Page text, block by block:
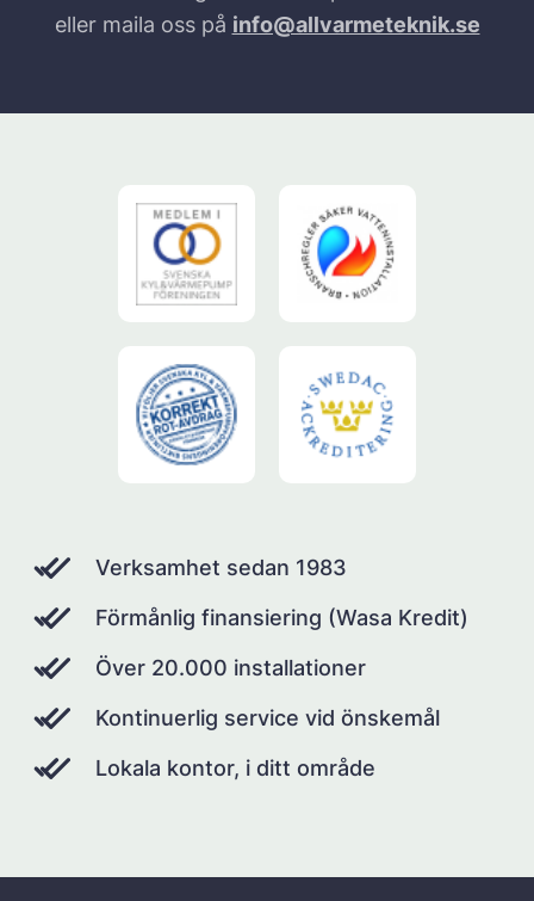
eller maila oss på info@allvarmeteknik.se
Verksamhet sedan 1983
Förmånlig finansiering (Wasa Kredit)
Över 20.000 installationer
Kontinuerlig service vid önskemål
Lokala kontor, i ditt område